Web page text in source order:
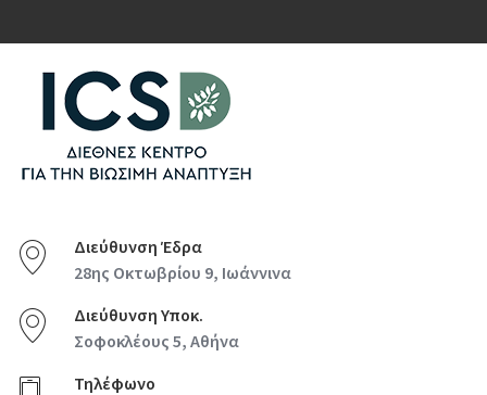
Διεύθυνση Έδρα
28ης Οκτωβρίου 9, Ιωάννινα
Διεύθυνση Υποκ.
Σοφοκλέους 5, Αθήνα
Τηλέφωνο